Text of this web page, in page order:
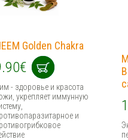
Golden Chakra
- здоровье и красота
укрепляет иммунную
и